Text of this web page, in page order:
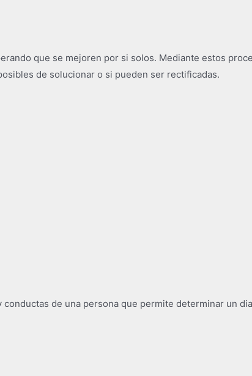
que se mejoren por si solos. Mediante estos
de solucionar o si pueden ser rectificadas.
de una persona que permite determinar un